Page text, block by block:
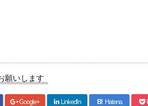
願いします
Google+ LinkedIn B! Hatena